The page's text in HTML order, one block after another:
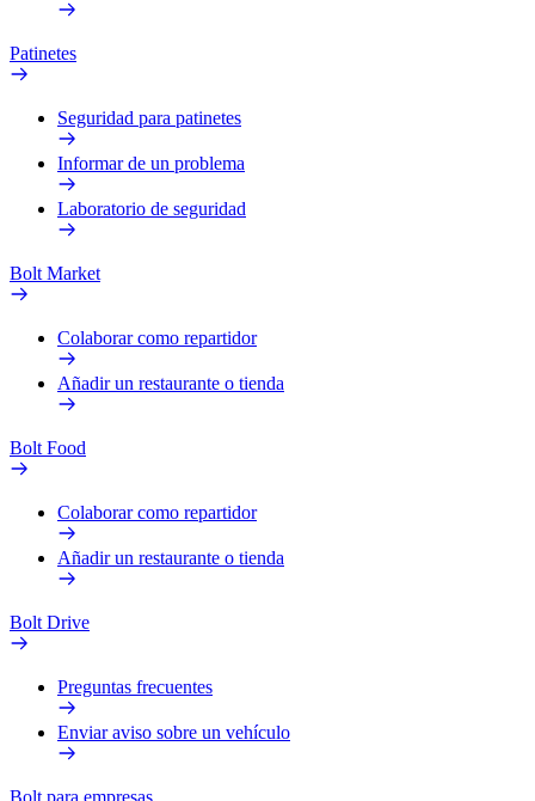
Patinetes
Seguridad para patinetes
Informar de un problema
Laboratorio de seguridad
Bolt Market
Colaborar como repartidor
Añadir un restaurante o tienda
Bolt Food
Colaborar como repartidor
Añadir un restaurante o tienda
Bolt Drive
Preguntas frecuentes
Enviar aviso sobre un vehículo
Bolt para empresas